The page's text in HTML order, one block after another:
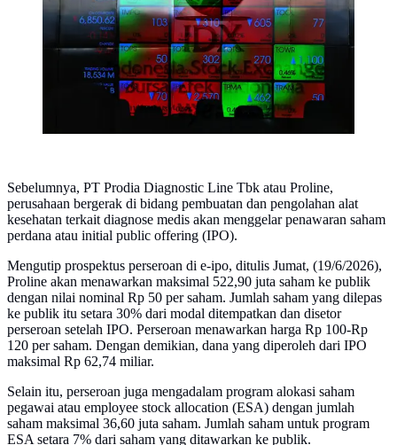
Sebelumnya, PT Prodia Diagnostic Line Tbk atau Proline,
perusahaan bergerak di bidang pembuatan dan pengolahan alat
kesehatan terkait diagnose medis akan menggelar penawaran saham
perdana atau initial public offering (IPO).
Mengutip prospektus perseroan di e-ipo, ditulis Jumat, (19/6/2026),
Proline akan menawarkan maksimal 522,90 juta saham ke publik
dengan nilai nominal Rp 50 per saham. Jumlah saham yang dilepas
ke publik itu setara 30% dari modal ditempatkan dan disetor
perseroan setelah IPO. Perseroan menawarkan harga Rp 100-Rp
120 per saham. Dengan demikian, dana yang diperoleh dari IPO
maksimal Rp 62,74 miliar.
Selain itu, perseroan juga mengadalam program alokasi saham
pegawai atau employee stock allocation (ESA) dengan jumlah
saham maksimal 36,60 juta saham. Jumlah saham untuk program
ESA setara 7% dari saham yang ditawarkan ke publik.